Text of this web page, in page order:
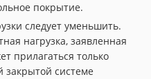
покрытие.
следует уменьшить.
нагрузка, заявленная
прилагаться только
закрытой системе